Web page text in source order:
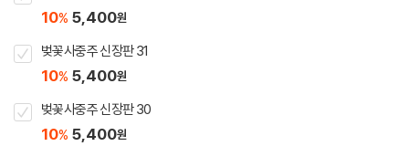
10% 5,400원
벚꽃사중주 신장판 31
10% 5,400원
벚꽃사중주 신장판 30
10% 5,400원